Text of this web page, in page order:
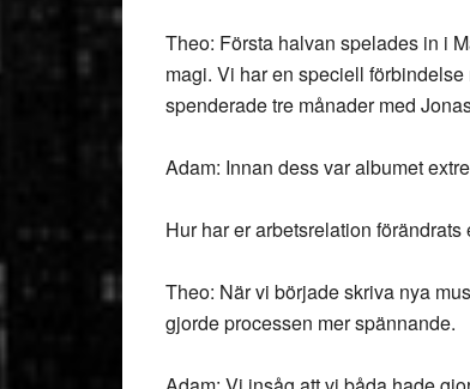
Theo: Första halvan spelades in i
magi. Vi har en speciell
spenderade tre månader med
Adam: Innan dess var albumet
Hur har er arbetsrelation
Theo: När vi började skriva nya
gjorde processen mer spännande.